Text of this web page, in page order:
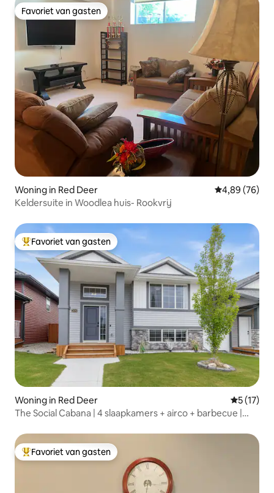
Favoriet van gasten
Favoriet van gasten
Woning in Red Deer Gemiddelde
4,89 (76)
Keldersuite in Woodlea huis- Rookvrij
Topfavoriet van gasten
Favoriet van gasten
Woning in Red Deer
5 (17)
The Social Cabana | 4 slaapkamers + airco + barbecue |
Topfavoriet van gasten
Favoriet van gasten